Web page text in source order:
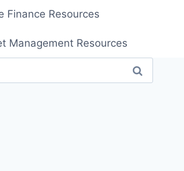
Finance Resources
Management Resources